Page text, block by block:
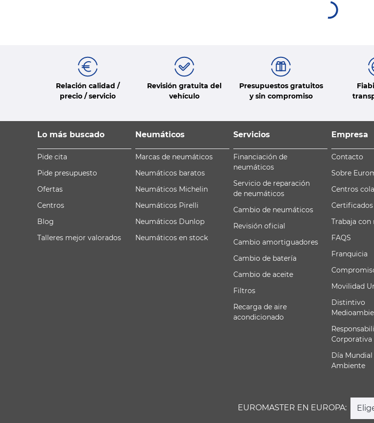
Relación calidad /
precio / servicio
Revisión gratuita del
vehículo
Presupuestos gratuitos
y sin compromiso
Lo más buscado
Pide cita
Pide presupuesto
Ofertas
Centros
Blog
Talleres mejor valorados
Neumáticos
Marcas de neumáticos
Neumáticos baratos
Neumáticos Michelin
Neumáticos Pirelli
Neumáticos Dunlop
Neumáticos en stock
Servicios
Financiación de
neumáticos
Servicio de reparación
de neumáticos
Cambio de neumáticos
Revisión oficial
Cambio amortiguadores
Cambio de batería
Cambio de aceite
Filtros
Recarga de aire
acondicionado
Empresa
Contacto
Sobre
Centros
Certificados
Trabaja con
FAQS
Franquicia
Movilidad
Distintivo
Corporativa
Día
Ambiente
EUROMASTER EN EUROPA: